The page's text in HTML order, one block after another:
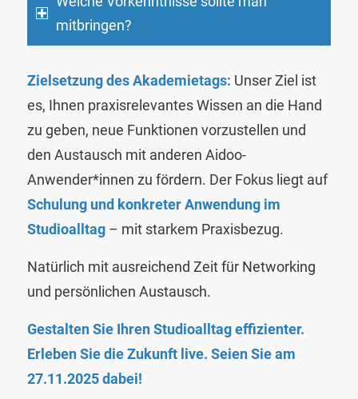
mitbringen?
Zielsetzung des Akademietags: Unser Ziel ist
es, Ihnen praxisrelevantes Wissen an die Hand
zu geben, neue Funktionen vorzustellen und
den Austausch mit anderen Aidoo-
Anwender*innen zu fördern. Der Fokus liegt auf
Schulung und konkreter Anwendung im
Studioalltag– mit starkem Praxisbezug.
Natürlich mit ausreichend Zeit für Networking
und persönlichen Austausch.
Gestalten Sie Ihren Studioalltag effizienter.
Erleben Sie die Zukunft live. Seien Sie am
27.11.2025 dabei!